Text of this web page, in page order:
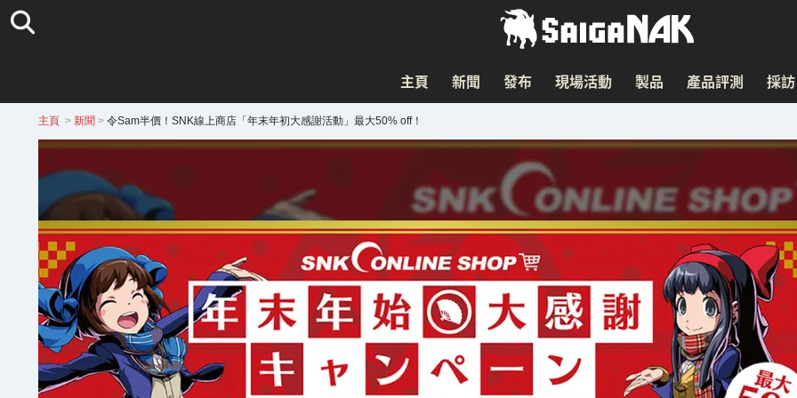
主頁 新聞 發布 現場活動 製品 產品評測 採訪
主頁 > 新聞 > 令Sam半價！SNK線上商店「年末年初大感謝活動」最大50% off！